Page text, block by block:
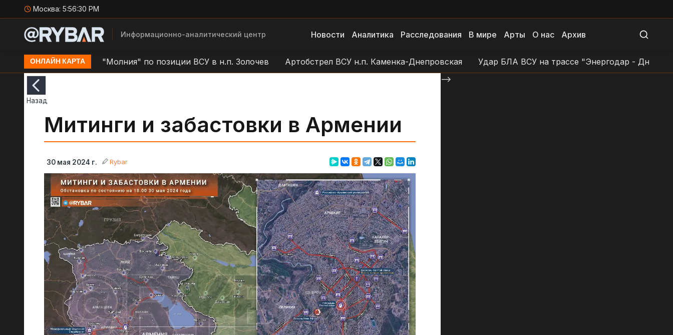
Москва: 5:56:31 PM
Информационно-аналитический центр Новости Аналитика Расследования В мире Арты О нас Архив
ОНЛАЙН КАРТА
Удар БЛА "Молния" по позиции ВСУ в н.п. Золочев Артобстрел ВСУ н.п. Каменка-Днепровская Удар БЛА ВСУ на трассе "Энергодар - Днепровка -
Назад
Митинги и забастовки в Армении
30 мая 2024 г. Rybar
-->